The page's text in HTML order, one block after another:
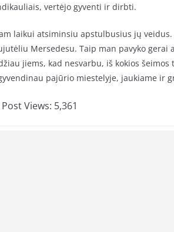
vertėjo gyventi ir dirbti.
laikui atsiminsiu apstulbusius jų
Mersedesu. Taip man pavyko
jiems, kad nesvarbu, iš kokios
pajūrio miestelyje, jaukiame ir
Post Views: 5,361